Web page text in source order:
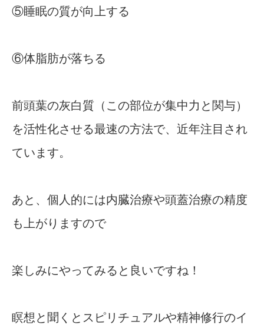
⑤睡眠の質が向上する
⑥体脂肪が落ちる
前頭葉の灰白質（この部位が集中力と関与）
を活性化させる最速の方法で、近年注目され
ています。
あと、個人的には内臓治療や頭蓋治療の精度
も上がりますので
楽しみにやってみると良いですね！
瞑想と聞くとスピリチュアルや精神修行のイ